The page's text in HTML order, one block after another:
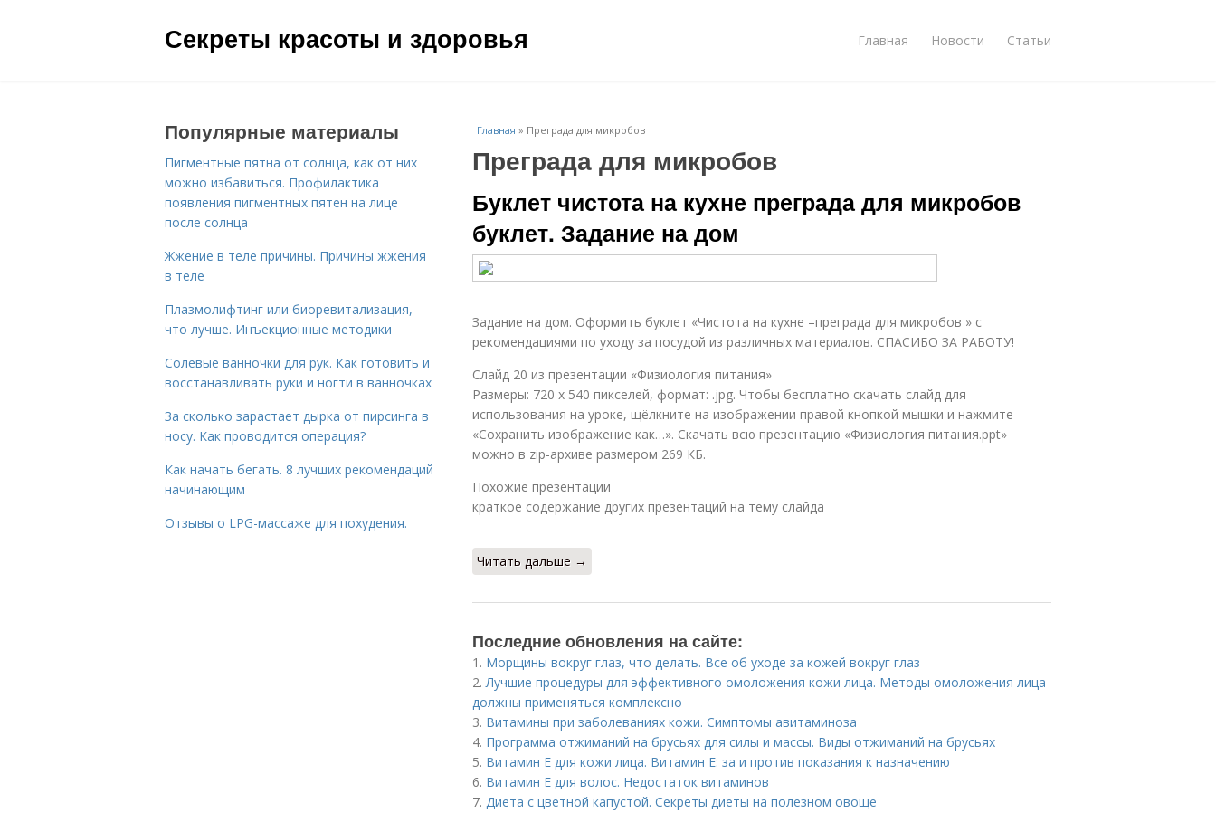
Секреты красоты и здоровья Главная Новости Статьи
Главная » Преграда для микробов
Преграда для микробов
Буклет чистота на кухне преграда для микробов
буклет. Задание на дом
Задание на дом. Оформить буклет «Чистота на кухне –преграда для микробов » с
рекомендациями по уходу за посудой из различных материалов. СПАСИБО ЗА РАБОТУ!
Слайд 20 из презентации «Физиология питания»
Размеры: 720 х 540 пикселей, формат: .jpg. Чтобы бесплатно скачать слайд для
использования на уроке, щёлкните на изображении правой кнопкой мышки и нажмите
«Сохранить изображение как…». Скачать всю презентацию «Физиология питания.ppt»
можно в zip-архиве размером 269 КБ.
Похожие презентации
краткое содержание других презентаций на тему слайда
Читать дальше →
Последние обновления на сайте:
1. Морщины вокруг глаз, что делать. Все об уходе за кожей вокруг глаз
2.Лучшие процедуры для эффективного омоложения кожи лица. Методы омоложения лица
должны применяться комплексно
3. Витамины при заболеваниях кожи. Симптомы авитаминоза
4. Программа отжиманий на брусьях для силы и массы. Виды отжиманий на брусьях
5. Витамин E для кожи лица. Витамин Е: за и против показания к назначению
6. Витамин Е для волос. Недостаток витаминов
7. Диета с цветной капустой. Секреты диеты на полезном овоще
Популярные материалы
Пигментные пятна от солнца, как от них
можно избавиться. Профилактика
появления пигментных пятен на лице
после солнца
Жжение в теле причины. Причины жжения
в теле
Плазмолифтинг или биоревитализация,
что лучше. Инъекционные методики
Солевые ванночки для рук. Как готовить и
восстанавливать руки и ногти в ванночках
За сколько зарастает дырка от пирсинга в
носу. Как проводится операция?
Как начать бегать. 8 лучших рекомендаций
начинающим
Отзывы о LPG-массаже для похудения.